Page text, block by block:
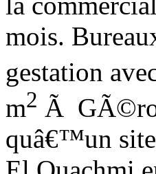
mois.
gestation
m2 Ã
quâ€™un